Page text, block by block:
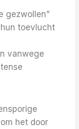
gezwollen”
toevlucht
vanwege
het door